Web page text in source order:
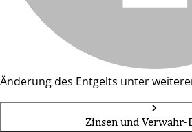
Änderung des Entgelts unter
Zinsen und Verwahr-